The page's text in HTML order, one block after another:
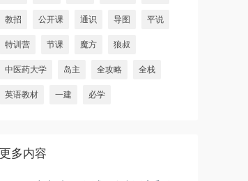
教招 公开课 通识 导图 平说
特训营 节课 魔方 狼叔
中医药大学 岛主 全攻略 全栈
英语教材 一建 必学
更多内容